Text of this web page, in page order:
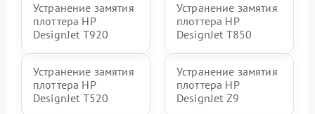
Устранение замятия
плоттера HP
DesignJet T920
Устранение замятия
плоттера HP
DesignJet T850
Устранение замятия
плоттера HP
DesignJet T520
Устранение замятия
плоттера HP
DesignJet Z9